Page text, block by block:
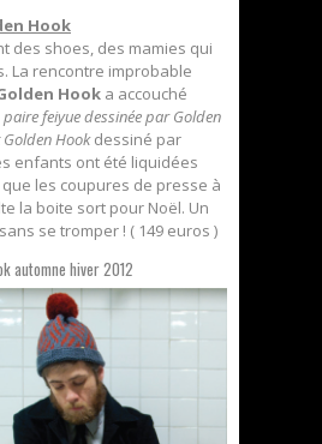
Hook
des shoes, des mamies qui
La rencontre improbable
Hook a accouché
paire feiyue dessinée par Golden
Hookdessiné par
enfants ont été liquidées
les coupures de presse à
la boite sort pour Noël. Un
se tromper ! ( 149 euros )
automne hiver 2012